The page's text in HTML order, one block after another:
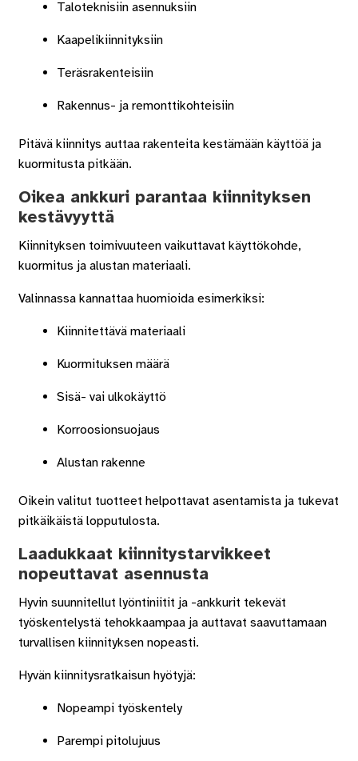
Taloteknisiin asennuksiin
Kaapelikiinnityksiin
Teräsrakenteisiin
Rakennus- ja remonttikohteisiin
Pitävä kiinnitys auttaa rakenteita kestämään käyttöä ja
kuormitusta pitkään.
Oikea ankkuri parantaa kiinnityksen
kestävyyttä
Kiinnityksen toimivuuteen vaikuttavat käyttökohde,
kuormitus ja alustan materiaali.
Valinnassa kannattaa huomioida esimerkiksi:
Kiinnitettävä materiaali
Kuormituksen määrä
Sisä- vai ulkokäyttö
Korroosionsuojaus
Alustan rakenne
Oikein valitut tuotteet helpottavat asentamista ja tukevat
pitkäikäistä lopputulosta.
Laadukkaat kiinnitystarvikkeet
nopeuttavat asennusta
Hyvin suunnitellut lyöntiniitit ja -ankkurit tekevät
työskentelystä tehokkaampaa ja auttavat saavuttamaan
turvallisen kiinnityksen nopeasti.
Hyvän kiinnitysratkaisun hyötyjä:
Nopeampi työskentely
Parempi pitolujuus